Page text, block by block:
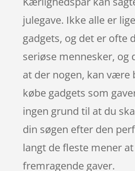
julegave. Ikke alle er
gadgets, og det er ofte
seriøse mennesker, og
at der nogen, kan være
købe gadgets som
ingen grund til at du
din søgen efter den
langt de fleste mener
fremragende gaver.